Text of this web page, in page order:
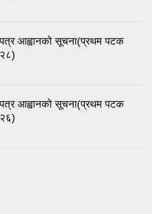
आह्वानको सूचना(प्रथम पटक
आह्वानको सूचना(प्रथम पटक